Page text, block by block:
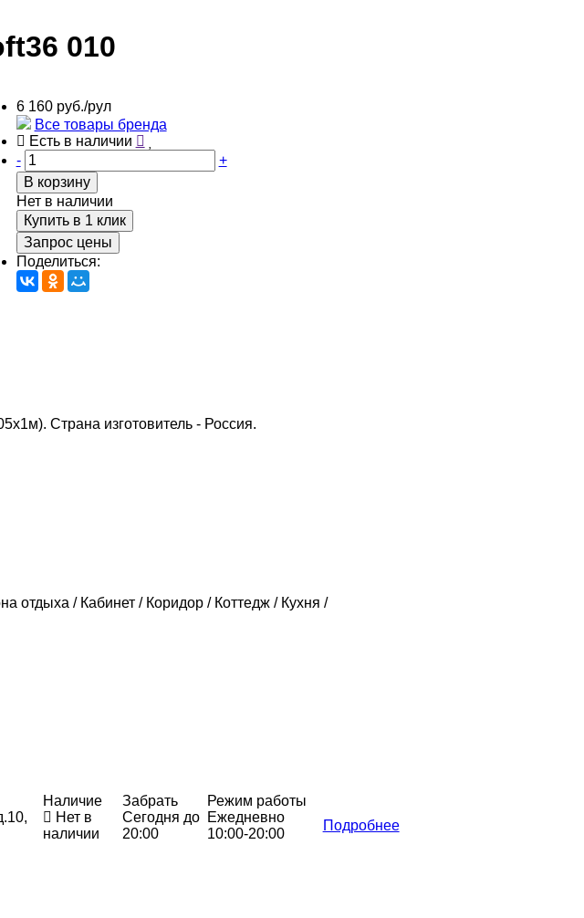
010
6 160 руб./рул
Все товары бренда
Есть в наличии
-
+
В корзину
Нет в наличии
Купить в 1 клик
Запрос цены
Поделиться:
Страна изготовитель - Россия.
отдыха / Кабинет / Коридор / Коттедж / Кухня /
Наличие Забрать
Режим работы
Нет в
наличии
Сегодня до
20:00
Ежедневно
10:00-20:00
Подробнее